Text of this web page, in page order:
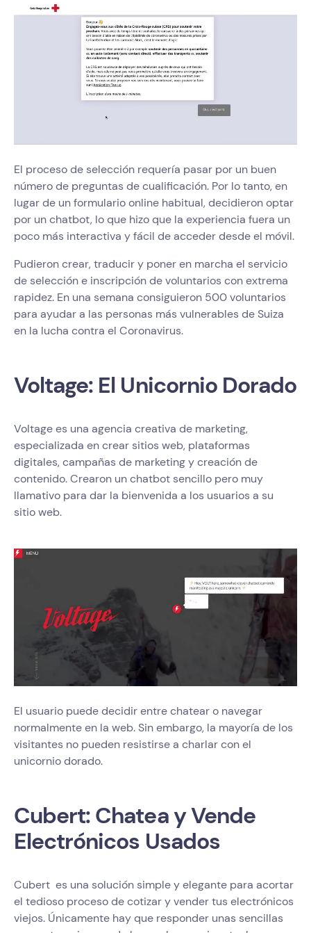
El proceso de selección requería pasar por un buen
número de preguntas de cualificación. Por lo tanto, en
lugar de un formulario online habitual, decidieron optar
por un chatbot, lo que hizo que la experiencia fuera un
poco más interactiva y fácil de acceder desde el móvil.
Pudieron crear, traducir y poner en marcha el servicio
de selección e inscripción de voluntarios con extrema
rapidez. En una semana consiguieron 500 voluntarios
para ayudar a las personas más vulnerables de Suiza
en la lucha contra el Coronavirus.
Voltage: El Unicornio Dorado
Voltage es una agencia creativa de marketing,
especializada en crear sitios web, plataformas
digitales, campañas de marketing y creación de
contenido. Crearon un chatbot sencillo pero muy
llamativo para dar la bienvenida a los usuarios a su
sitio web.
El usuario puede decidir entre chatear o navegar
normalmente en la web. Sin embargo, la mayoría de los
visitantes no pueden resistirse a charlar con el
unicornio dorado.
Cubert: Chatea y Vende
Electrónicos Usados
Cubert es una solución simple y elegante para acortar
el tedioso proceso de cotizar y vender tus electrónicos
viejos. Únicamente hay que responder unas sencillas